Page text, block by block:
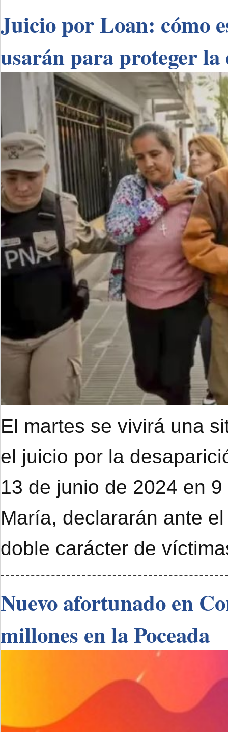
Juicio por Loan: cómo
usarán para proteger
El martes se vivirá una
el juicio por la
13 de junio de 2024 en
María, declararán ante
doble carácter de
Nuevo afortunado en
millones en la Poceada